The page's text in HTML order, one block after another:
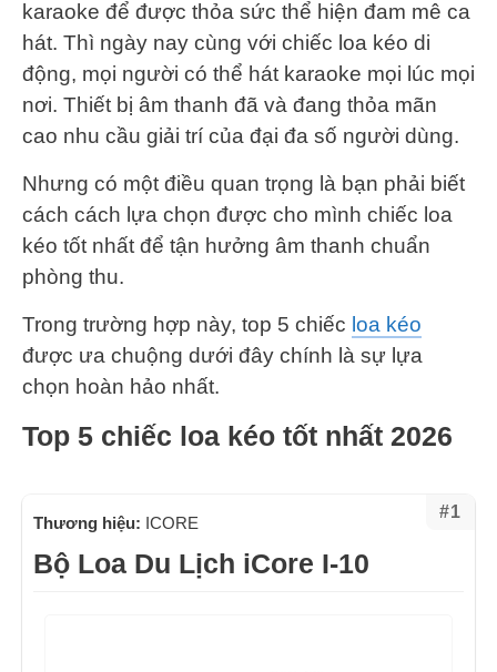
karaoke để được thỏa sức thể hiện đam mê ca
hát. Thì ngày nay cùng với chiếc loa kéo di
động, mọi người có thể hát karaoke mọi lúc mọi
nơi. Thiết bị âm thanh đã và đang thỏa mãn
cao nhu cầu giải trí của đại đa số người dùng.
Nhưng có một điều quan trọng là bạn phải biết
cách cách lựa chọn được cho mình chiếc loa
kéo tốt nhất để tận hưởng âm thanh chuẩn
phòng thu.
Trong trường hợp này, top 5 chiếc loa kéo
được ưa chuộng dưới đây chính là sự lựa
chọn hoàn hảo nhất.
Top 5 chiếc loa kéo tốt nhất 2026
#1
Thương hiệu: ICORE
Bộ Loa Du Lịch iCore I-10